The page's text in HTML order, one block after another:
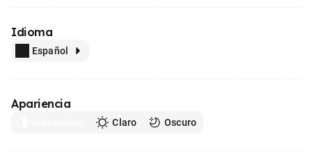
Idioma
Español
Apariencia
Claro Oscuro